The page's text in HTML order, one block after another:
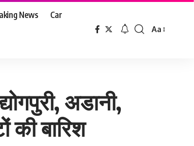
News Car
Font
Aa
अडानी,
की बारिश